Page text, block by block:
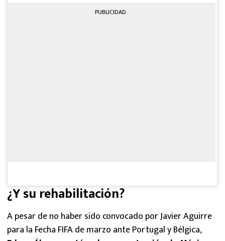
PUBLICIDAD
¿Y su rehabilitación?
A pesar de no haber sido convocado por Javier Aguirre
para la Fecha FIFA de marzo ante Portugal y Bélgica,